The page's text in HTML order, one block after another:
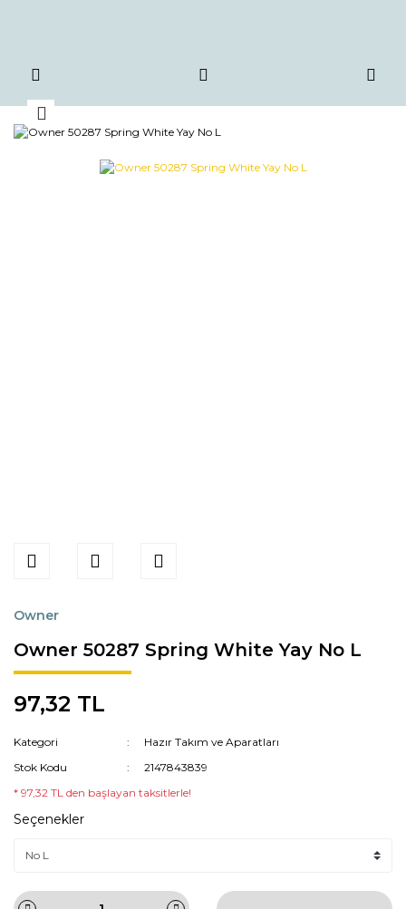
Owner
Owner 50287 Spring White Yay No L
97,32 TL
Kategori
Hazır Takım ve Aparatları
Stok Kodu
2147843839
* 97,32 TL den başlayan taksitlerle!
Seçenekler